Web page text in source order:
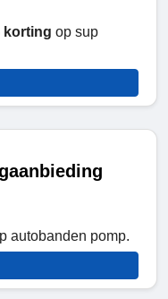
korting op sup
autobanden pomp.